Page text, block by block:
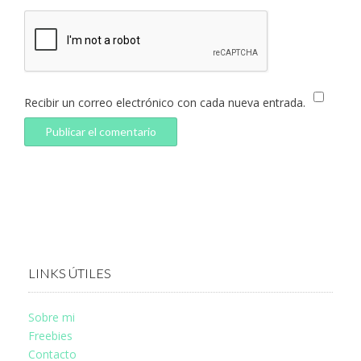
Recibir un correo electrónico con cada nueva entrada.
LINKS ÚTILES
Sobre mi
Freebies
Contacto